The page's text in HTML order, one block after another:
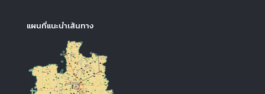
แผนที่แนะนำเส้นทาง